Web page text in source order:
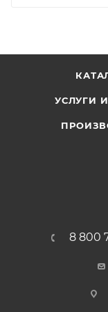
УСЛУГИ
8 800